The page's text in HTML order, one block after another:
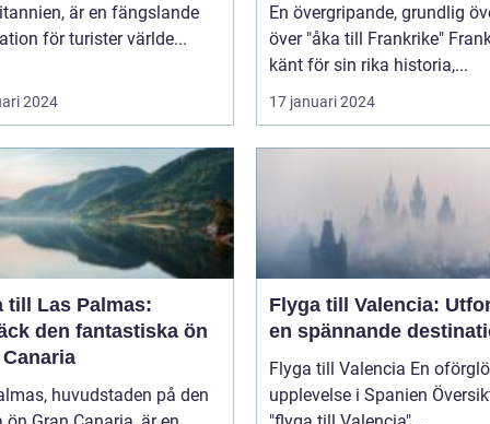
är en fängslande
för turister världe...
2024
En övergripande, grundlig
över "åka till Frankrike" Frankrike,
känt för sin rika historia,...
17 januari 2024
till Las Palmas:
den fantastiska ön
huvudstaden på den
Flyga till Valencia:
en spännande
Flyga till Valencia En oförglömlig
upplevelse i Spanien Översikt över